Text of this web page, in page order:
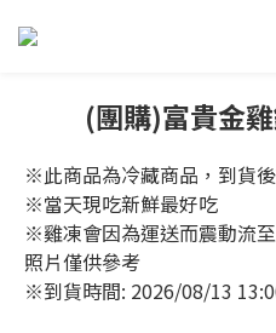
(團購)富貴金
※此商品為冷藏商品，到貨
※當天現吃新鮮最好吃
※雞凍會因為運送而震動流
照片僅供參考
※到貨時間: 2026/08/13